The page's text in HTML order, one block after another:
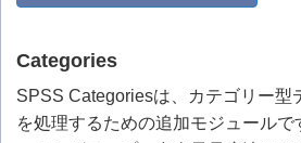
Categories
SPSS Categoriesは、カテゴリー型
を処理するための追加モジュール